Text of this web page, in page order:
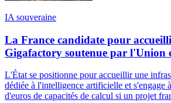
IA souveraine
La France candidate pour
Gigafactory soutenue par l'Union
L'État se positionne pour accueillir une
dédiée à l'intelligence artificielle et s'engage
d'euros de capacités de calcul si un projet